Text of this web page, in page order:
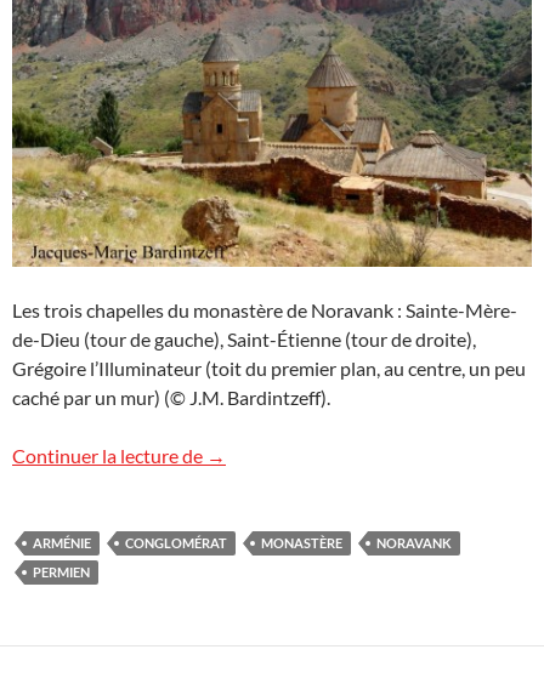
Les trois chapelles du monastère de Noravank : Sainte-Mère-
de-Dieu (tour de gauche), Saint-Étienne (tour de droite),
Grégoire l’Illuminateur (toit du premier plan, au centre, un peu
caché par un mur) (© J.M. Bardintzeff).
Continuer la lecture de Noravank
→
ARMÉNIE CONGLOMÉRAT MONASTÈRE
NORAVANK
PERMIEN